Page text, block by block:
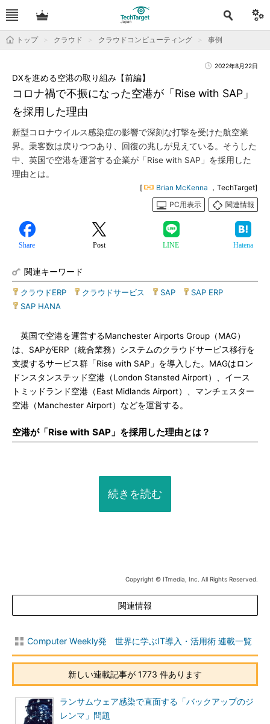
トップ クラウド クラウドコンピューティング 事例
2022年8月22日
コロナ禍で不振になった空港が「Rise with SAP」
を採用した理由
DXを進める空港の取り組み【前編】
新型コロナウイルス感染症の影響で深刻な打撃を受けた航空業
界。乗客数は戻りつつあり、回復の兆しが見えている。そうした
中、英国で空港を運営する企業が「Rise with SAP」を採用した
理由とは。
[ Brian McKenna ，TechTarget]
PC用表示
関連情報
Share Post LINE Hatena
関連キーワード
クラウドERP クラウドサービス SAP SAP ERP
SAP HANA
英国で空港を運営するManchester Airports Group（MAG）
は、SAPがERP（統合業務）システムのクラウドサービス移行を
支援するサービス群「Rise with SAP」を導入した。MAGはロン
ドンスタンステッド空港（London Stansted Airport）、イース
トミッドランド空港（East Midlands Airport）、マンチェスター
空港（Manchester Airport）などを運営する。
空港が「Rise with SAP」を採用した理由とは？
続きを読む
Copyright © ITmedia, Inc. All Rights Reserved.
関連情報
Computer Weekly発 世界に学ぶIT導入・活用術 連載一覧
新しい連載記事が 1773 件あります
ランサムウェア感染で直面する「バックアップのジ
レンマ」問題